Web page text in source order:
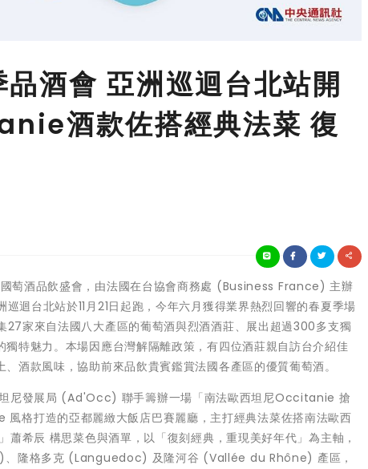
酒會 亞洲巡迴台北站開
酒款佐搭經典法菜 復
萄酒品飲盛會，由法國在台協會商務處 (Business France) 主辦
台北站於11月21日起跑，今年六月獲得業界熱烈回響的春夏季場
家來自法國八大產區的葡萄酒與烈酒酒莊、展出超過300多支獨
特魅力。本場因應台灣解隔離政策，有四位酒莊親自訪台介紹佳
酒款風味，協助前來品飲貴賓鑑賞法國各產區的優質葡萄酒。
尼發展局 (Ad'Occ) 聯手籌辦一場「南法歐西坦尼Occitanie 搶
格打造的亞都麗緻大飯店巴賽麗廳，主打經典法菜佐搭南法歐西
希辰 構思菜色與酒單，以「復刻經典，重現美好年代」為主軸，
隆格多克 (Languedoc) 及隆河谷 (Vallée du Rhône) 產區，